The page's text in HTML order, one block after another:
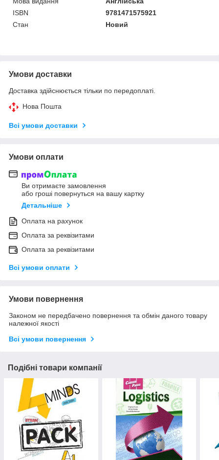
ISBN
9781471575921
Стан
Новий
Умови доставки
Доставка здійснюється тільки по передоплаті.
Нова Пошта
Всі умови доставки
Умови оплати
Ви отримаєте замовлення
або гроші повернуться на вашу картку
Детальніше
Оплата на рахунок
Оплата за реквізитами
Оплата за реквізитами
Всі умови оплати
Умови повернення
Законом не передбачено повернення та обмін даного товару
належної якості
Всі умови повернення
Подібні товари компанії